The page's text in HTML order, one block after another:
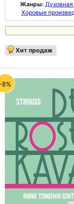
Жанры:
Хоровые
Хит продаж
8%